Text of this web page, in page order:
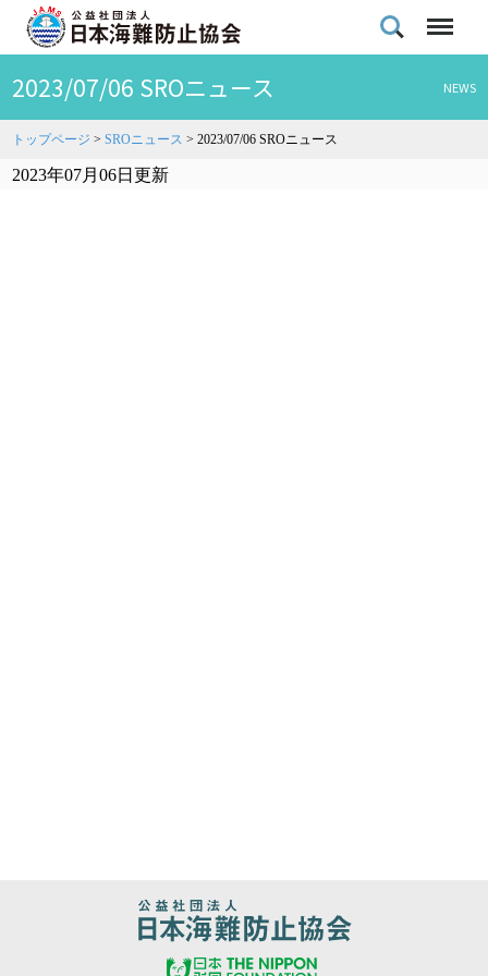
2023/07/06 SROニュース NEWS
トップページ >SROニュース >2023/07/06 SROニュース
2023年07月06日更新